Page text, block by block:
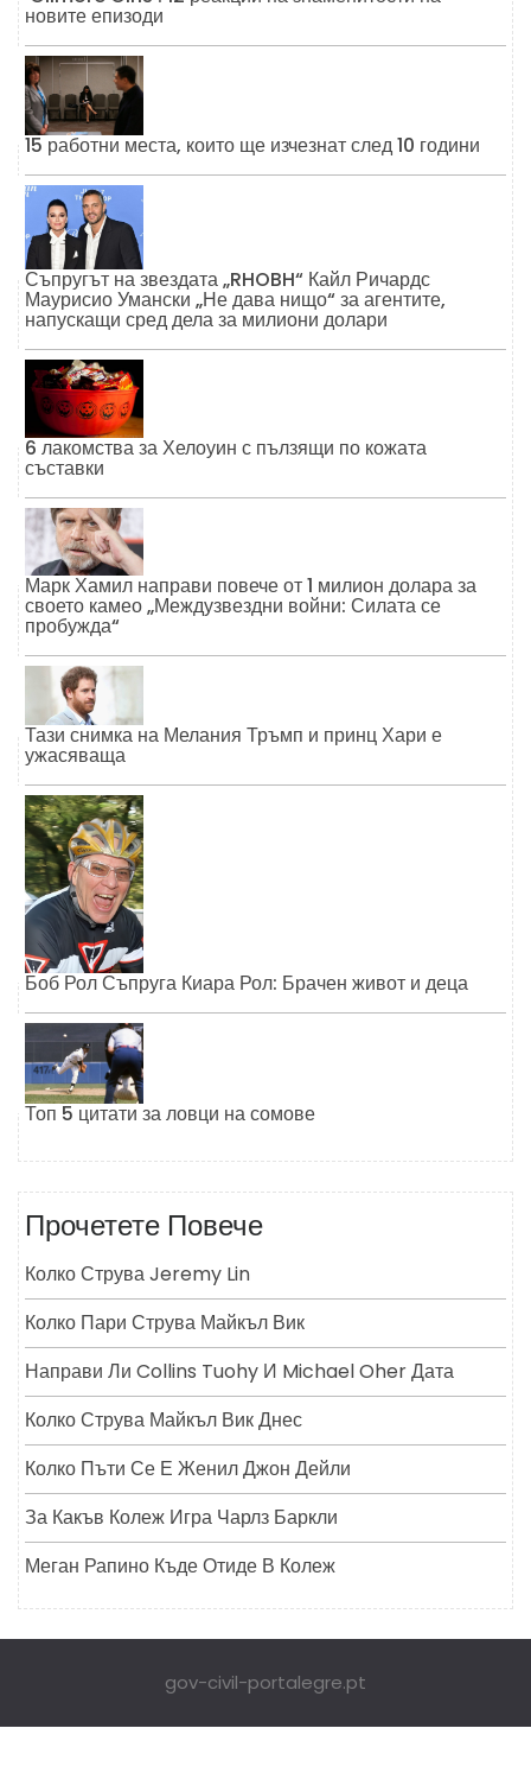
новите епизоди
15 работни места, които ще изчезнат след 10 години
Съпругът на звездата „RHOBH“ Кайл Ричардс
Маурисио Умански „Не дава нищо“ за агентите,
напускащи сред дела за милиони долари
6 лакомства за Хелоуин с пълзящи по кожата
съставки
Марк Хамил направи повече от 1 милион долара за
своето камео „Междузвездни войни: Силата се
пробужда“
Тази снимка на Мелания Тръмп и принц Хари е
ужасяваща
Боб Рол Съпруга Киара Рол: Брачен живот и деца
Топ 5 цитати за ловци на сомове
Прочетете Повече
Колко Струва Jeremy Lin
Колко Пари Струва Майкъл Вик
Направи Ли Collins Tuohy И Michael Oher Дата
Колко Струва Майкъл Вик Днес
Колко Пъти Се Е Женил Джон Дейли
За Какъв Колеж Игра Чарлз Баркли
Меган Рапино Къде Отиде В Колеж
gov-civil-portalegre.pt